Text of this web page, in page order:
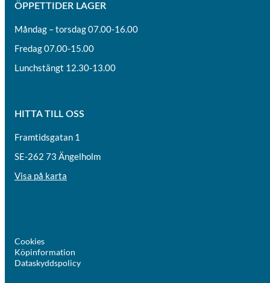
ÖPPETTIDER LAGER
Måndag – torsdag 07.00-16.00
Fredag 07.00-15.00
Lunchstängt 12.30-13.00
HITTA TILL OSS
Framtidsgatan 1
SE-262 73 Ängelholm
Visa på karta
Cookies
Köpinformation
Dataskyddspolicy